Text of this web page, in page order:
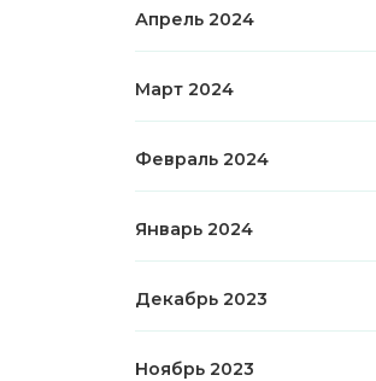
Апрель 2024
Март 2024
Февраль 2024
Январь 2024
Декабрь 2023
Ноябрь 2023